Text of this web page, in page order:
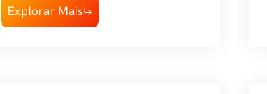
Explorar Mais